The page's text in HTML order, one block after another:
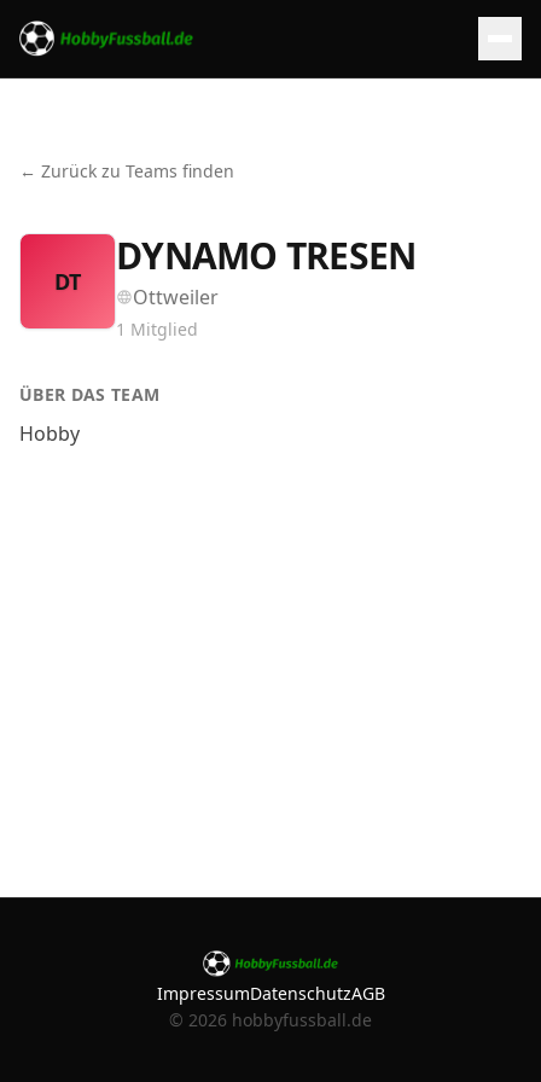
← Zurück zu Teams finden
DT
DYNAMO TRESEN
Ottweiler
1 Mitglied
ÜBER DAS TEAM
Hobby
ImpressumDatenschutzAGB
© 2026 hobbyfussball.de